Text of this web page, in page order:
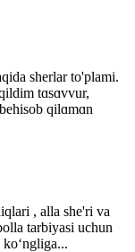
sherlar to'plami.
tɑsɑvvur,
qilɑmɑn
, alla she'ri va
tarbiyasi uchun